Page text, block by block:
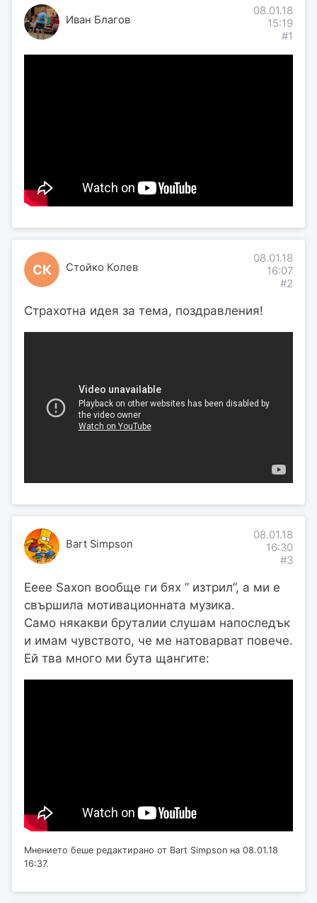
Иван Благов
08.01.18
15:19
#1
СК Стойко Колев
08.01.18
16:07
#2
Страхотна идея за тема, поздравления!
Bart Simpson
08.01.18
16:30
#3
Ееее Saxon вообще ги бях ” изтрил”, а ми е
свършила мотивационната музика.
Само някакви бруталии слушам напоследък
и имам чувството, че ме натоварват повече.
Ей тва много ми бута щангите:
Мнението беше редактирано от Bart Simpson на 08.01.18
16:37.